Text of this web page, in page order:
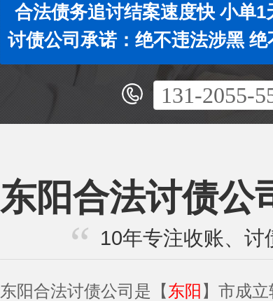
合法债务追讨结案速度快 小单1
讨债公司承诺：绝不违法涉黑 绝
131-2055-
东阳合法讨债公
10年专注收账、讨
东阳合法讨债公司是【东阳 】市成